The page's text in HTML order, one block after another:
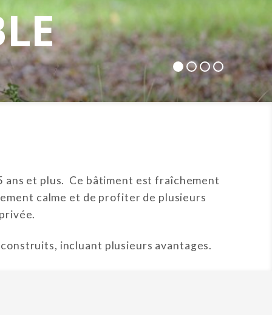
ans et plus. Ce bâtiment est fraîchement
calme et de profiter de plusieurs
incluant plusieurs avantages.